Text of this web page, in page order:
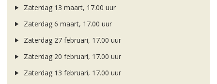
Zaterdag 13 maart, 17.00 uur
Zaterdag 6 maart, 17.00 uur
Zaterdag 27 februari, 17.00 uur
Zaterdag 20 februari, 17.00 uur
Zaterdag 13 februari, 17.00 uur